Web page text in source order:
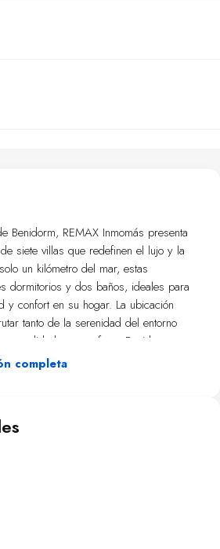
Benidorm, REMAX Inmomás presenta
siete villas que redefinen el lujo y la
un kilómetro del mar, estas
dormitorios y dos baños, ideales para
y confort en su hogar. La ubicación
tanto de la serenidad del entorno
comodidades que ofrece Benidorm.
impresionante diseño exterior en
terrazas invitan a disfrutar de cenas al
un kilómetro, permite sentir la brisa
por la playa cuando se desee.
diseñado para ofrecer
elegantes suelos de gres porcelánico
completa